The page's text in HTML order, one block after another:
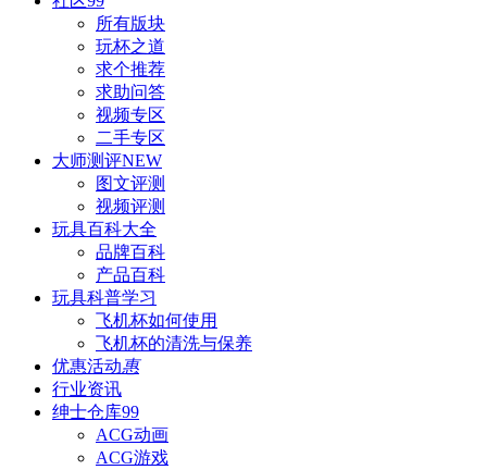
所有版块
玩杯之道
求个推荐
求助问答
视频专区
二手专区
大师测评NEW
图文评测
视频评测
玩具百科大全
品牌百科
产品百科
玩具科普学习
飞机杯如何使用
飞机杯的清洗与保养
优惠活动惠
行业资讯
绅士仓库99
ACG动画
ACG游戏